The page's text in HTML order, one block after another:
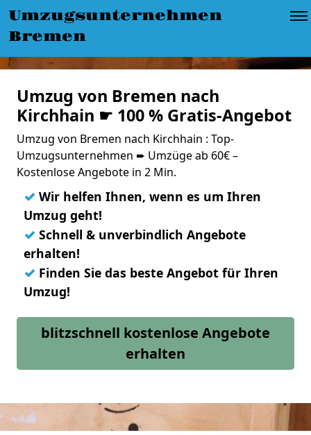
Umzugsunternehmen
Bremen
Umzug von Bremen nach
Kirchhain ☛ 100 % Gratis-Angebot
Umzug von Bremen nach Kirchhain : Top-
Umzugsunternehmen ➨ Umzüge ab 60€ –
Kostenlose Angebote in 2 Min.
✓ Wir helfen Ihnen, wenn es um Ihren
Umzug geht!
✓ Schnell & unverbindlich Angebote
erhalten!
✓ Finden Sie das beste Angebot für Ihren
Umzug!
blitzschnell kostenlose Angebote
erhalten